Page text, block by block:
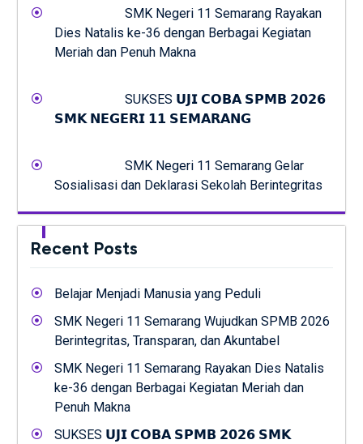
SMK Negeri 11 Semarang Rayakan
Dies Natalis ke-36 dengan Berbagai Kegiatan
Meriah dan Penuh Makna
SUKSES 𝗨𝗝𝗜 𝗖𝗢𝗕𝗔 𝗦𝗣𝗠𝗕 𝟮𝟬𝟮𝟲
𝗦𝗠𝗞 𝗡𝗘𝗚𝗘𝗥𝗜 𝟭𝟭 𝗦𝗘𝗠𝗔𝗥𝗔𝗡𝗚
SMK Negeri 11 Semarang Gelar
Sosialisasi dan Deklarasi Sekolah Berintegritas
Recent Posts
Belajar Menjadi Manusia yang Peduli
SMK Negeri 11 Semarang Wujudkan SPMB 2026
Berintegritas, Transparan, dan Akuntabel
SMK Negeri 11 Semarang Rayakan Dies Natalis
ke-36 dengan Berbagai Kegiatan Meriah dan
Penuh Makna
SUKSES 𝗨𝗝𝗜 𝗖𝗢𝗕𝗔 𝗦𝗣𝗠𝗕 𝟮𝟬𝟮𝟲 𝗦𝗠𝗞